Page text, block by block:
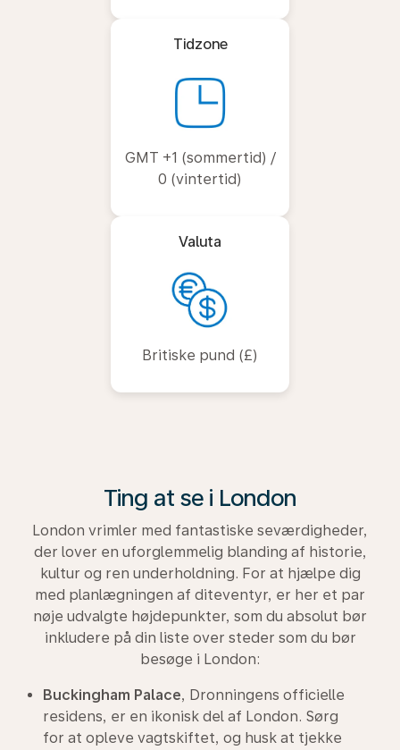
Tidzone
GMT +1 (sommertid) /
0 (vintertid)
Valuta
Britiske pund (£)
Ting at se i London
London vrimler med fantastiske seværdigheder,
der lover en uforglemmelig blanding af historie,
kultur og ren underholdning. For at hjælpe dig
med planlægningen af diteventyr, er her et par
nøje udvalgte højdepunkter, som du absolut bør
inkludere på din liste over steder som du bør
besøge i London:
Buckingham Palace, Dronningens officielle
residens, er en ikonisk del af London. Sørg
for at opleve vagtskiftet, og husk at tjekke